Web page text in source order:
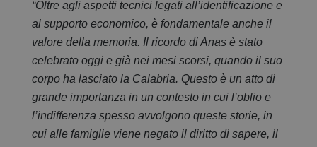
“Oltre agli aspetti tecnici legati all’identificazione e
al supporto economico, è fondamentale anche il
valore della memoria. Il ricordo di Anas è stato
celebrato oggi e già nei mesi scorsi, quando il suo
corpo ha lasciato la Calabria. Questo è un atto di
grande importanza in un contesto in cui l’oblio e
l’indifferenza spesso avvolgono queste storie, in
cui alle famiglie viene negato il diritto di sapere, il